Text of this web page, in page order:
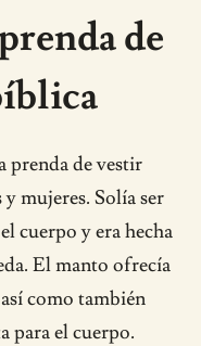
de
prenda de vestir
mujeres. Solía ser
cuerpo y era hecha
El manto ofrecía
como también
para el cuerpo.